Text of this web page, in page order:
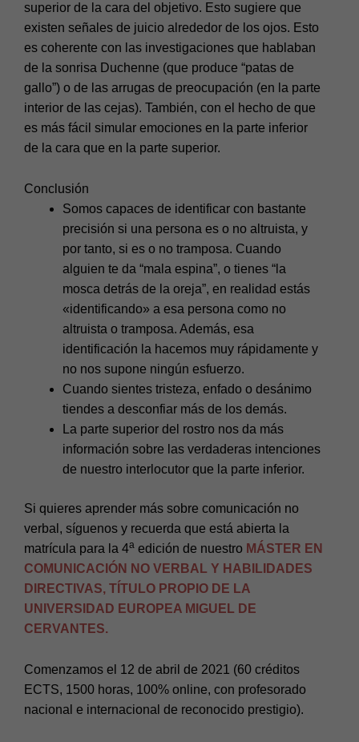
superior de la cara del objetivo. Esto sugiere que
existen señales de juicio alrededor de los ojos. Esto
es coherente con las investigaciones que hablaban
de la sonrisa Duchenne (que produce “patas de
gallo”) o de las arrugas de preocupación (en la parte
interior de las cejas). También, con el hecho de que
es más fácil simular emociones en la parte inferior
de la cara que en la parte superior.
Conclusión
Somos capaces de identificar con bastante
precisión si una persona es o no altruista, y
por tanto, si es o no tramposa. Cuando
alguien te da “mala espina”, o tienes “la
mosca detrás de la oreja”, en realidad estás
«identificando» a esa persona como no
altruista o tramposa. Además, esa
identificación la hacemos muy rápidamente y
no nos supone ningún esfuerzo.
Cuando sientes tristeza, enfado o desánimo
tiendes a desconfiar más de los demás.
La parte superior del rostro nos da más
información sobre las verdaderas intenciones
de nuestro interlocutor que la parte inferior.
Si quieres aprender más sobre comunicación no
verbal, síguenos y recuerda que está abierta la
matrícula para la 4a edición de nuestro MÁSTER EN
COMUNICACIÓN NO VERBAL Y HABILIDADES
DIRECTIVAS, TÍTULO PROPIO DE LA
UNIVERSIDAD EUROPEA MIGUEL DE
CERVANTES.
Comenzamos el 12 de abril de 2021 (60 créditos
ECTS, 1500 horas, 100% online, con profesorado
nacional e internacional de reconocido prestigio).